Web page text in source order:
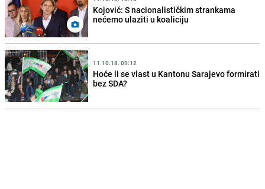
Kojović: S nacionalističkim strankama
nećemo ulaziti u koaliciju
11.10.18. 09:12
Hoće li se vlast u Kantonu Sarajevo formirati
bez SDA?